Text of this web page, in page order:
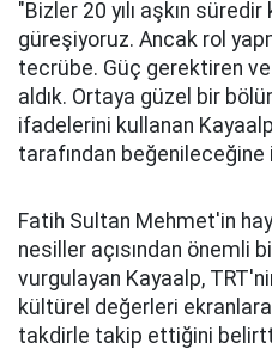
"Bizler 20 yılı aşkın
güreşiyoruz. Ancak rol
tecrübe. Güç gerektiren
aldık. Ortaya güzel bir
ifadelerini kullanan
tarafından beğenileceğine
Fatih Sultan Mehmet'in
nesiller açısından önemli
vurgulayan Kayaalp,
kültürel değerleri
takdirle takip ettiğini